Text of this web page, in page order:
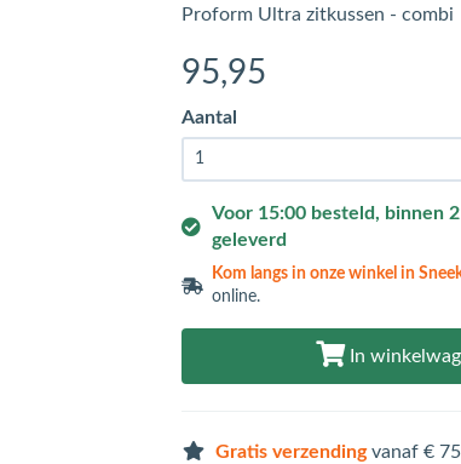
Proform Ultra zitkussen - combi
95,95
Aantal
Voor 15:00 besteld, binnen
geleverd
Kom langs in onze winkel in
online.
In
Gratis verzendingvanaf € 75